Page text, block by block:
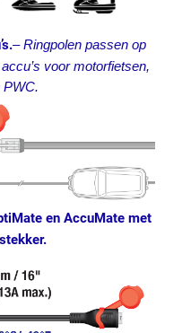
–Ringpolen passen op
voor motorfietsen,
PWC.
en AccuMate met